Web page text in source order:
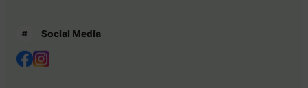
Social Media